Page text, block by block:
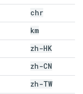
chr
km
zh-HK
zh-CN
zh-TW